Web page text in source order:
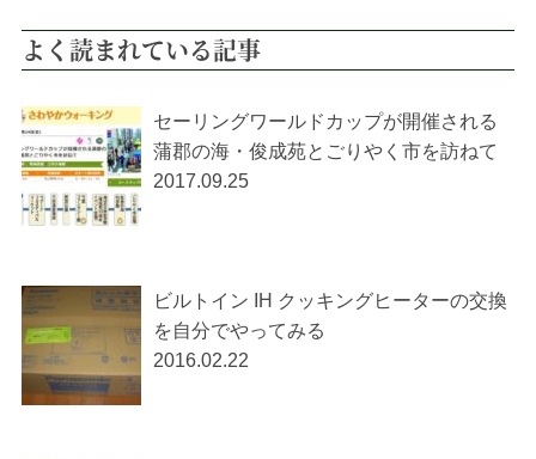
よく読まれている記事
セーリングワールドカップが開催される
蒲郡の海・俊成苑とごりやく市を訪ねて
2017.09.25
ビルトイン IH クッキングヒーターの交換
を自分でやってみる
2016.02.22